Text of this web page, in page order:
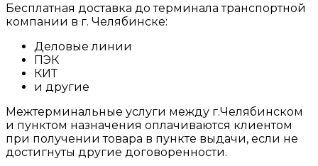
Бесплатная доставка до терминала транспортной
компании в г. Челябинске:
Деловые линии
ПЭК
КИТ
и другие
Межтерминальные услуги между г.Челябинском
и пунктом назначения оплачиваются клиентом
при получении товара в пункте выдачи, если не
достигнуты другие договоренности.